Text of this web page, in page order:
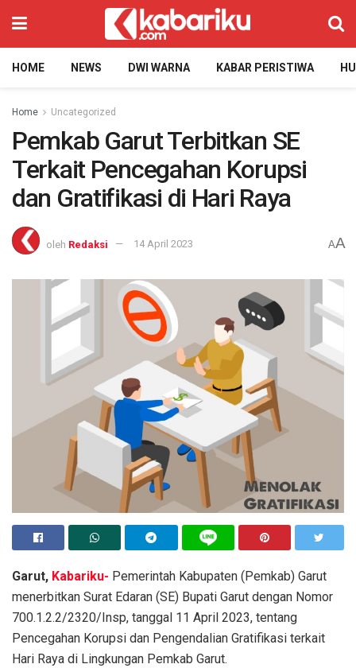
HOME NEWS DWI WARNA KABAR PERISTIWA
Home Uncategorized
Pemkab Garut Terbitkan SE
Terkait Pencegahan Korupsi
dan Gratifikasi di Hari Raya
oleh Redaksi 14 April 2023 AA
Garut, Kabariku- Pemerintah Kabupaten (Pemkab) Garut
menerbitkan Surat Edaran (SE) Bupati Garut dengan Nomor
700.1.2.2/2320/Insp, tanggal 11 April 2023, tentang
Pencegahan Korupsi dan Pengendalian Gratifikasi terkait
Hari Raya di Lingkungan Pemkab Garut.